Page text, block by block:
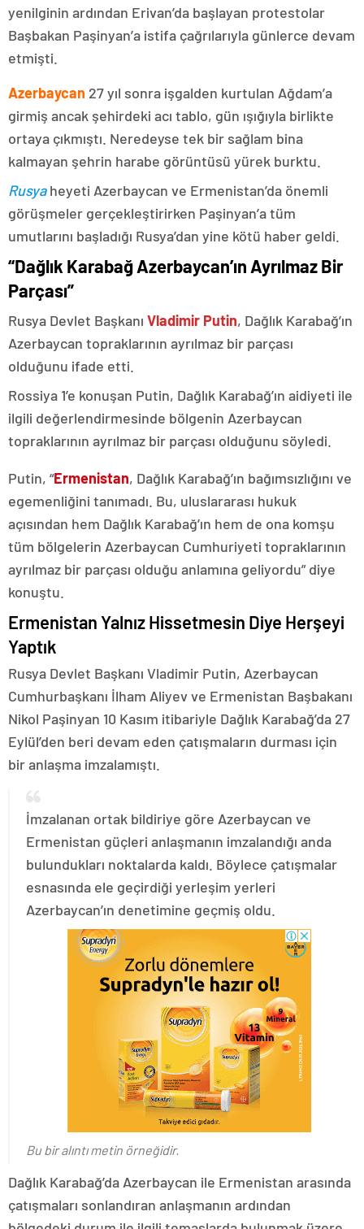
yenilginin ardından Erivan’da başlayan protestolar
Başbakan Paşinyan’a istifa çağrılarıyla günlerce devam
etmişti.
Azerbaycan 27 yıl sonra işgalden kurtulan Ağdam’a
girmiş ancak şehirdeki acı tablo, gün ışığıyla birlikte
ortaya çıkmıştı. Neredeyse tek bir sağlam bina
kalmayan şehrin harabe görüntüsü yürek burktu.
Rusyaheyeti Azerbaycan ve Ermenistan’da önemli
görüşmeler gerçekleştirirken Paşinyan’a tüm
umutlarını başladığı Rusya’dan yine kötü haber geldi.
“Dağlık Karabağ Azerbaycan’ın Ayrılmaz Bir
Parçası”
Rusya Devlet Başkanı Vladimir Putin, Dağlık Karabağ’ın
Azerbaycan topraklarının ayrılmaz bir parçası
olduğunu ifade etti.
Rossiya 1’e konuşan Putin, Dağlık Karabağ’ın aidiyeti ile
ilgili değerlendirmesinde bölgenin Azerbaycan
topraklarının ayrılmaz bir parçası olduğunu söyledi.
Putin, “Ermenistan, Dağlık Karabağ’ın bağımsızlığını ve
egemenliğini tanımadı. Bu, uluslararası hukuk
açısından hem Dağlık Karabağ’ın hem de ona komşu
tüm bölgelerin Azerbaycan Cumhuriyeti topraklarının
ayrılmaz bir parçası olduğu anlamına geliyordu” diye
konuştu.
Ermenistan Yalnız Hissetmesin Diye Herşeyi
Yaptık
Rusya Devlet Başkanı Vladimir Putin, Azerbaycan
Cumhurbaşkanı İlham Aliyev ve Ermenistan Başbakanı
Nikol Paşinyan 10 Kasım itibariyle Dağlık Karabağ’da 27
Eylül’den beri devam eden çatışmaların durması için
bir anlaşma imzalamıştı.
İmzalanan ortak bildiriye göre Azerbaycan ve
Ermenistan güçleri anlaşmanın imzalandığı anda
bulundukları noktalarda kaldı. Böylece çatışmalar
esnasında ele geçirdiği yerleşim yerleri
Azerbaycan’ın denetimine geçmiş oldu.
Bu bir alıntı metin örneğidir.
Dağlık Karabağ’da Azerbaycan ile Ermenistan arasında
çatışmaları sonlandıran anlaşmanın ardından